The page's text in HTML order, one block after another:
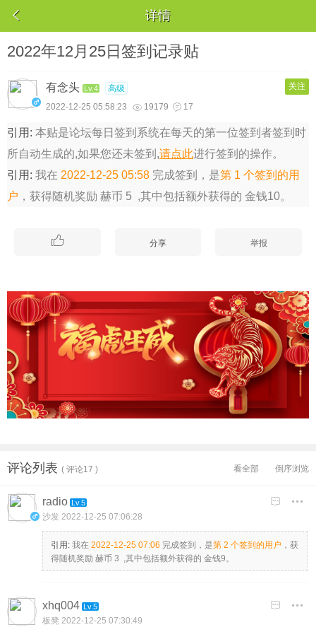
 详情
2022年12月25日签到记录贴
有念头 Lv.4 高级 关注
2022-12-25 05:58:23  19179  17
引用: 本贴是论坛每日签到系统在每天的第一位签到者签到时
所自动生成的,如果您还未签到,请点此进行签到的操作。
引用: 我在 2022-12-25 05:58 完成签到，是第 1 个签到的用
户 ，获得随机奖励 赫币 5 ,其中包括额外获得的 金钱10。
 分享 举报
评论列表 ( 评论17 ) 看全部 倒序浏览

radio Lv.5
沙发 2022-12-25 07:06:28
引用: 我在 2022-12-25 07:06 完成签到，是第 2 个签到的用户 ，获
得随机奖励 赫币 3 ,其中包括额外获得的 金钱9。

xhq004 Lv.5
板凳 2022-12-25 07:30:49